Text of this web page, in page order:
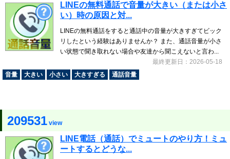
LINEの無料通話で音量が大きい（または小さ
い）時の原因と対...
LINEの無料通話をすると通話中の音量が大きすぎてビック
リしたという経験はありませんか？ また、通話音量が小さ
い状態で聞き取れない場合や友達から聞こえないと言わ...
最終更新日：2026-05-18
音量
大きい 小さい 大きすぎる 通話音量
209531 view
LINE電話（通話）でミュートのやり方！ミュ
ートするとどうな...